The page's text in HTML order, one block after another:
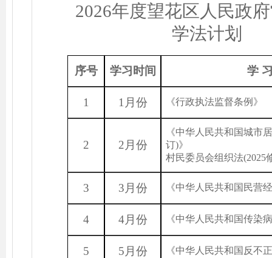
2026年度望花区人民政
学法计划
序号 学习时间 学
1 1月份 《行政执法监督条例》
2 2月份
《中华人民共和国城市
订)》 《中
村民委员会组织法(2025
3 3月份 《中华人民共和国民营
4 4月份 《中华人民共和国传染
5 5月份 《中华人民共和国反不